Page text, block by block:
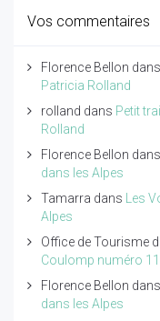
Vos commentaires
Florence Bellon dans
Patricia Rolland
rolland dans Petit
Rolland
Florence Bellon dans
dans les Alpes
Tamarra dans Les
Alpes
Office de Tourisme
Coulomp numéro 11
Florence Bellon dans
dans les Alpes